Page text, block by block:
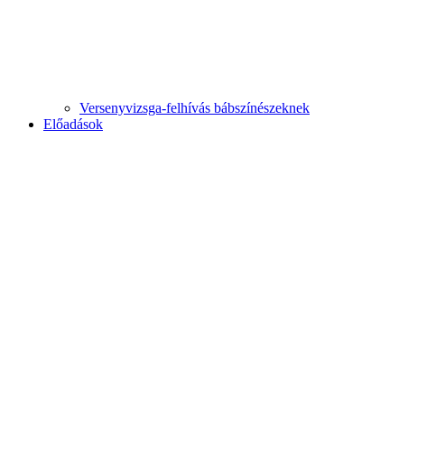
Versenyvizsga-felhívás bábszínészeknek
Előadások